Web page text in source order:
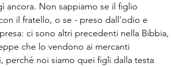
ancora. Non sappiamo se il figlio
il fratello, o se - preso dall'odio e
ci sono altri precedenti nella Bibbia,
che lo vendono ai mercanti
perché noi siamo quei figli dalla testa